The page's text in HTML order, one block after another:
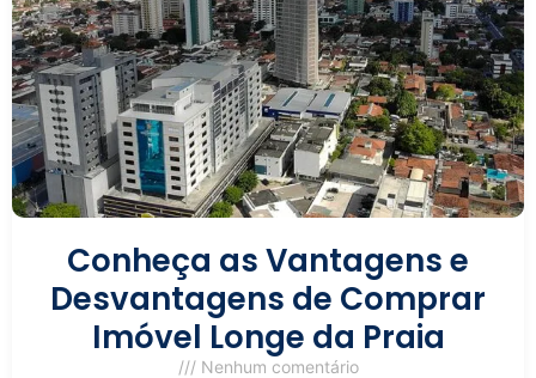
Conheça as Vantagens e
Desvantagens de Comprar
Imóvel Longe da Praia
Nenhum comentário